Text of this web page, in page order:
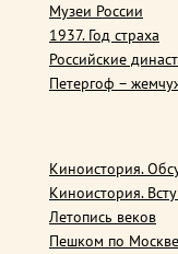
Музеи России
1937. Год страха
Российские
Петергоф –
Киноистория.
Киноистория.
Летопись веков
Пешком по Москве